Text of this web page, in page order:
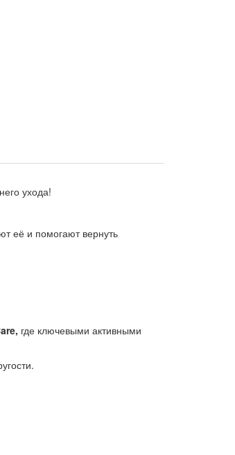
ухода!
её и помогают вернуть
где ключевыми активными